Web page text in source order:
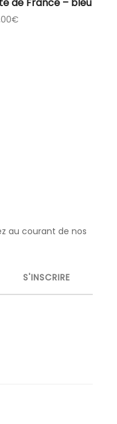
de France – bleu
€
au courant de nos